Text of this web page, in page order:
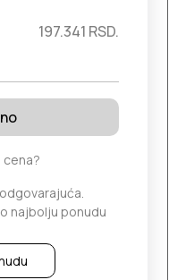
197.341 RSD.
cena?
najbolju ponudu